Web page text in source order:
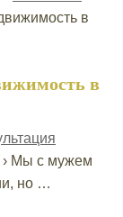
в
в
Мы с мужем
но …